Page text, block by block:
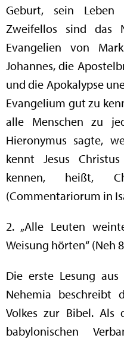
Geburt, sein
Zweifellos sind das
Evangelien von
Johannes, die
und die Apokalypse
Evangelium gut zu
alle Menschen zu
Hieronymus sagte,
kennt Jesus
kennen, heißt,
(Commentariorum in
2. „Alle Leuten
Weisung hörten“ (Neh
Die erste Lesung
Nehemia beschreibt
Volkes zur Bibel. Als
babylonischen